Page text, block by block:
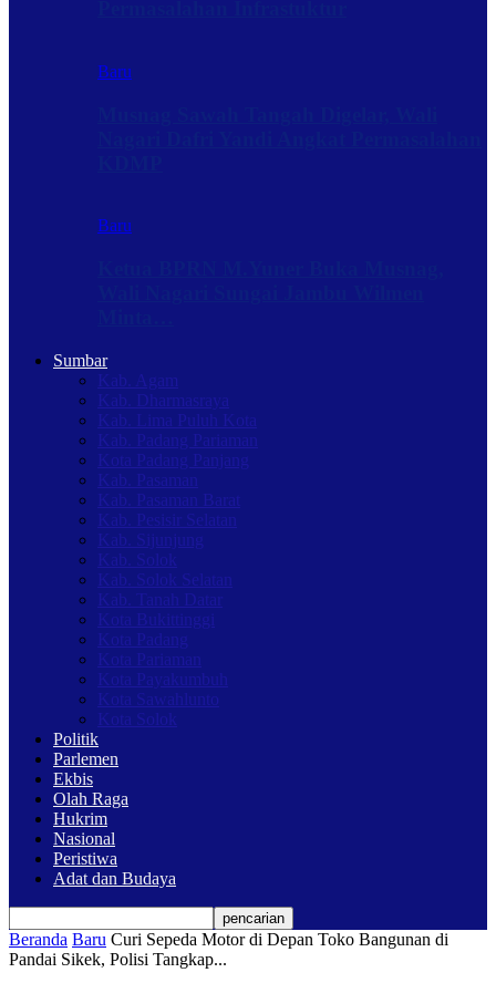
Baru
Baru
Sumbar
Kab. Agam
Kab. Dharmasraya
Kab. Lima Puluh Kota
Kab. Padang Pariaman
Kota Padang Panjang
Kab. Pasaman
Kab. Pasaman Barat
Kab. Pesisir Selatan
Kab. Sijunjung
Kab. Solok
Kab. Solok Selatan
Kab. Tanah Datar
Kota Bukittinggi
Kota Padang
Kota Pariaman
Kota Payakumbuh
Kota Sawahlunto
Kota Solok
Politik
Parlemen
Ekbis
Olah Raga
Hukrim
Nasional
Peristiwa
Adat dan Budaya
Beranda Baru Curi Sepeda Motor di Depan Toko Bangunan di
Pandai Sikek, Polisi Tangkap...